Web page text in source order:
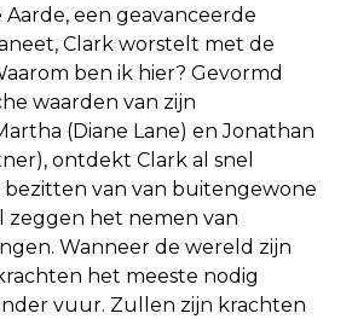
een geavanceerde
Clark worstelt met de
ben ik hier? Gevormd
waarden van zijn
(Diane Lane) en Jonathan
ontdekt Clark al snel
van van buitengewone
zeggen het nemen van
Wanneer de wereld zijn
het meeste nodig
vuur. Zullen zijn krachten